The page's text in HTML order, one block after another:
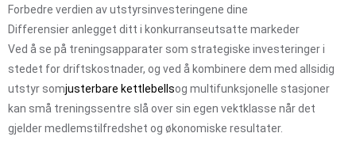
Forbedre verdien av utstyrsinvesteringene dine
Differensier anlegget ditt i konkurranseutsatte markeder
Ved å se på treningsapparater som strategiske investeringer i
stedet for driftskostnader, og ved å kombinere dem med allsidig
utstyr somjusterbare kettlebellsog multifunksjonelle stasjoner
kan små treningssentre slå over sin egen vektklasse når det
gjelder medlemstilfredshet og økonomiske resultater.